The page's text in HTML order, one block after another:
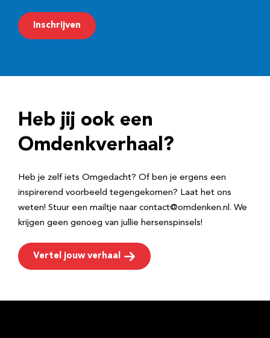
m
a
r
e
Inschrijven
Heb jij ook een
Omdenkverhaal?
Heb je zelf iets Omgedacht? Of ben je ergens een
inspirerend voorbeeld tegengekomen? Laat het ons
weten! Stuur een mailtje naar contact@omdenken.nl. We
krijgen geen genoeg van jullie hersenspinsels!
Vertel jouw verhaal